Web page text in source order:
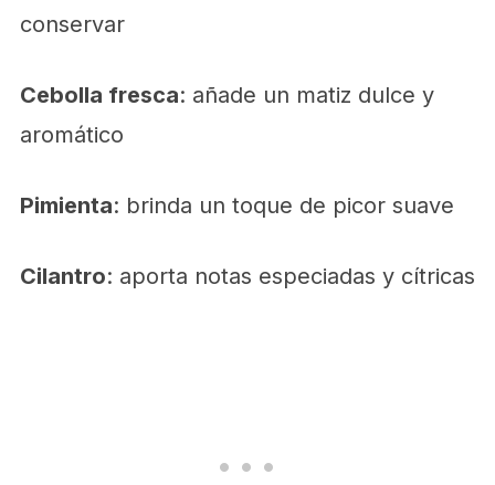
conservar
Cebolla fresca: añade un matiz dulce y
aromático
Pimienta: brinda un toque de picor suave
Cilantro: aporta notas especiadas y cítricas